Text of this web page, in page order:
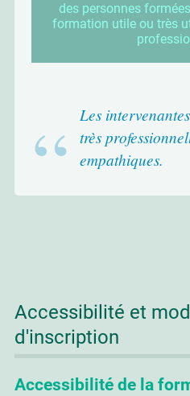
des personnes
formation utile ou très
Les
très
empathiques.
Accessibilité et
d'inscription
Accessibilité de la